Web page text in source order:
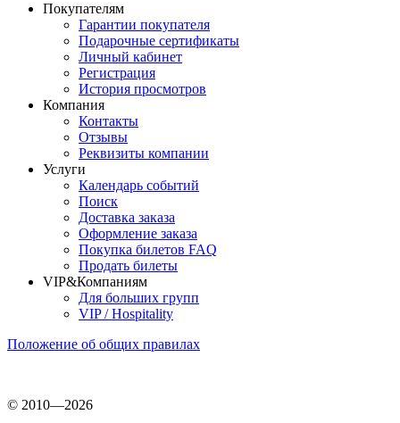
Покупателям
Гарантии покупателя
Подарочные сертификаты
Личный кабинет
Регистрация
История просмотров
Компания
Контакты
Отзывы
Реквизиты компании
Услуги
Календарь событий
Поиск
Доставка заказа
Оформление заказа
Покупка билетов FAQ
Продать билеты
VIP&Компаниям
Для больших групп
VIP / Hospitality
Положение об общих правилах
© 2010—2026